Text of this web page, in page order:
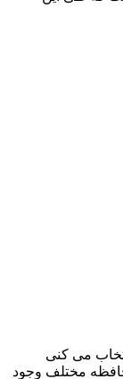
می کنی
مختلف وجود